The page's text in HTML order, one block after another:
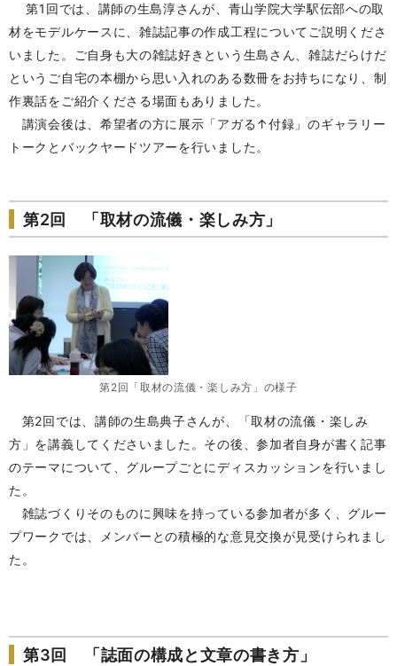
第1回では、講師の生島淳さんが、青山学院大学駅伝部への取
材をモデルケースに、雑誌記事の作成工程についてご説明くださ
いました。ご自身も大の雑誌好きという生島さん、雑誌だらけだ
というご自宅の本棚から思い入れのある数冊をお持ちになり、制
作裏話をご紹介くださる場面もありました。
講演会後は、希望者の方に展示「アガる↑付録」のギャラリー
トークとバックヤードツアーを行いました。
第2回 「取材の流儀・楽しみ方」
第2回「取材の流儀・楽しみ方」の様子
第2回では、講師の生島典子さんが、「取材の流儀・楽しみ
方」を講義してくださいました。その後、参加者自身が書く記事
のテーマについて、グループごとにディスカッションを行いまし
た。
雑誌づくりそのものに興味を持っている参加者が多く、グルー
プワークでは、メンバーとの積極的な意見交換が見受けられまし
た。
第3回 「誌面の構成と文章の書き方」